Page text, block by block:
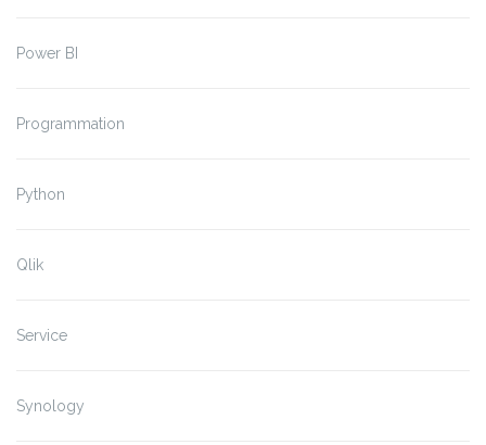
Power BI
Programmation
Python
Qlik
Service
Synology